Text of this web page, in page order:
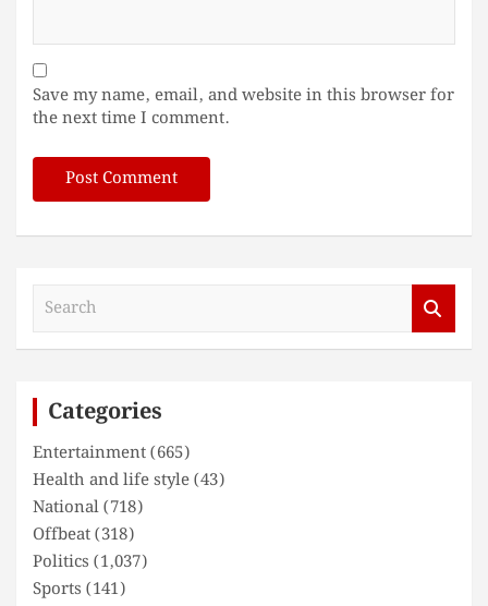
Save my name, email, and website in this browser for
the next time I comment.
Categories
Entertainment(665)
Health and life style(43)
National(718)
Offbeat(318)
Politics (1,037)
Sports (141)